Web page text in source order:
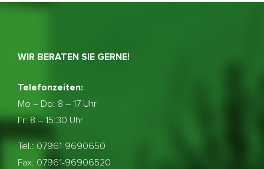
WIR BERATEN SIE GERNE!
Telefonzeiten:
Mo – Do: 8 – 17 Uhr
Fr: 8 – 15:30 Uhr
Tel.: 07961-9690650
Fax: 07961-96906520